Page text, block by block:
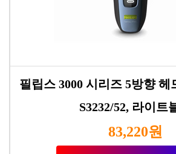
필립스 3000 시리즈 5방향 헤
S3232/52, 라이트
83,220원